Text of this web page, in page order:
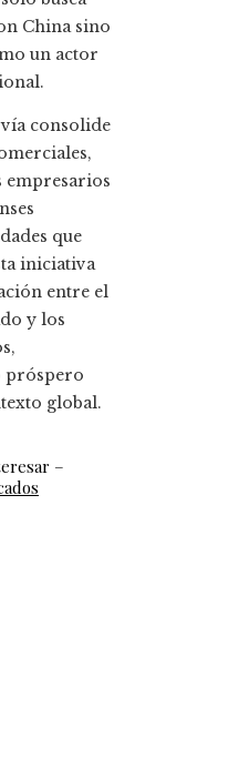
China sino
un actor
vía consolide
empresarios
que
iniciativa
entre el
y los
próspero
global.
–